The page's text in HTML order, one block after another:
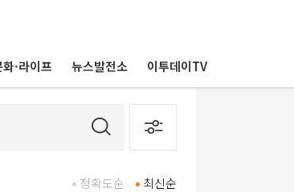
·라이프 뉴스발전소 이투데이TV
최신순
정확도순